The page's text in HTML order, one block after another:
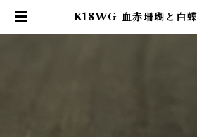
K18WG 血赤珊瑚と白